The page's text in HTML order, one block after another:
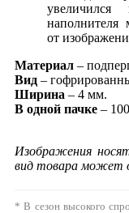
наполнителя
от
Материал –
Вид –
Ширина – 4 мм.
В одной пачке –
Изображения
вид товара может
* В сезон высокого